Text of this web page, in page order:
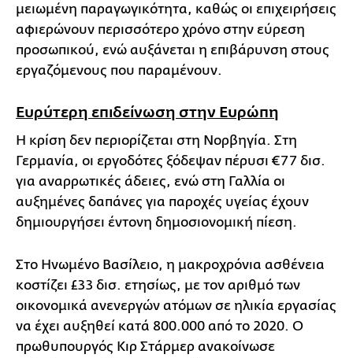
μειωμένη παραγωγικότητα, καθώς οι επιχειρήσεις
αφιερώνουν περισσότερο χρόνο στην εύρεση
προσωπικού, ενώ αυξάνεται η επιβάρυνση στους
εργαζόμενους που παραμένουν.
Ευρύτερη επιδείνωση στην Ευρώπη
Η κρίση δεν περιορίζεται στη Νορβηγία. Στη
Γερμανία, οι εργοδότες ξόδεψαν πέρυσι €77 δισ.
για αναρρωτικές άδειες, ενώ στη Γαλλία οι
αυξημένες δαπάνες για παροχές υγείας έχουν
δημιουργήσει έντονη δημοσιονομική πίεση.
Στο Ηνωμένο Βασίλειο, η μακροχρόνια ασθένεια
κοστίζει £33 δισ. ετησίως, με τον αριθμό των
οικονομικά ανενεργών ατόμων σε ηλικία εργασίας
να έχει αυξηθεί κατά 800.000 από το 2020. Ο
πρωθυπουργός Κιρ Στάρμερ ανακοίνωσε